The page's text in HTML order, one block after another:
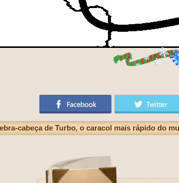
cabeça de Turbo, o caracol mais rápido do